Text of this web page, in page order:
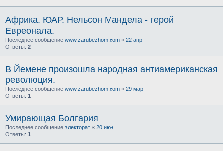
Африка. ЮАР. Нельсон Мандела - герой
Евреонала.
Последнее сообщение www.zarubezhom.com « 22 апр
Ответы: 2
В Йемене произошла народная антиамериканская
революция.
Последнее сообщение www.zarubezhom.com « 29 мар
Ответы: 1
Умирающая Болгария
Последнее сообщение электорат « 20 июн
Ответы: 1